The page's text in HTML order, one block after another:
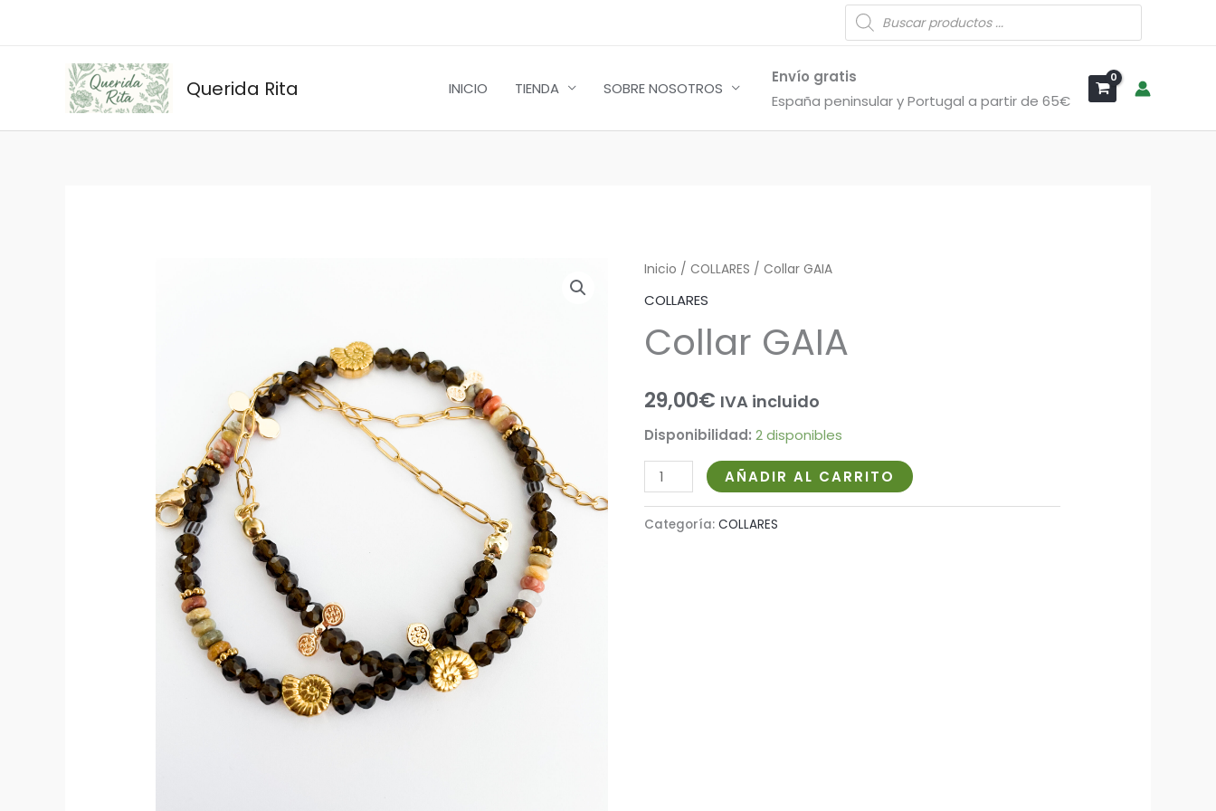
Búsqueda
de
productos
Querida Rita INICIO TIENDA SOBRE NOSOTROS
Envío gratis
España peninsular y Portugal a partir de 65€
Inicio / COLLARES / Collar GAIA
COLLARES
Collar GAIA
29,00€ IVA incluido
Disponibilidad: 2 disponibles
Collar
GAIA
AÑADIR AL CARRITO
Categoría: COLLARES